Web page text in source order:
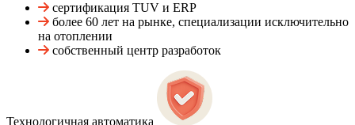
сертификация TUV и ERP
более 60 лет на рынке, специализации исключительно
на отоплении
собственный центр разработок
Технологичная автоматика